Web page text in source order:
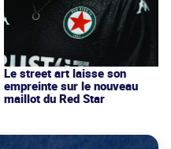
Le street art laisse son
empreinte sur le nouveau
maillot du Red Star